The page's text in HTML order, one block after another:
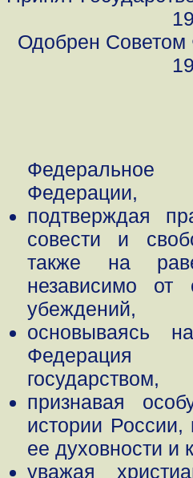
Одобрен Советом
Федеральное
Федерации,
подтверждая
совести и
также на
независимо
убеждений,
основываясь
Федерация
государством,
признавая
истории России,
ее духовности и
уважая